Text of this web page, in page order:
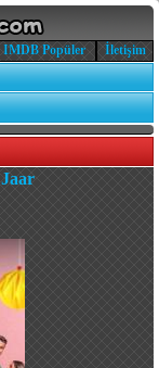
IMDB Popüler
İletişim